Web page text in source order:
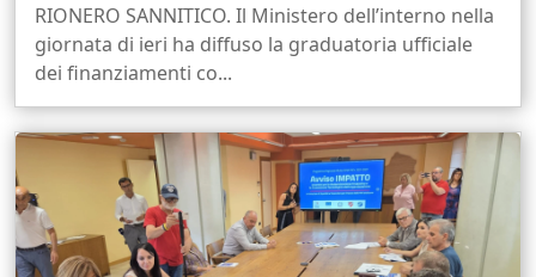
RIONERO SANNITICO. Il Ministero dell’interno nella
giornata di ieri ha diffuso la graduatoria ufficiale
dei finanziamenti co...